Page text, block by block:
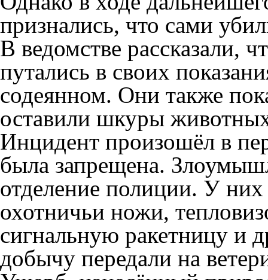
признались, что сами
В ведомстве рассказали,
путались в своих
содеянном. Они также
оставили шкуры
Инцидент произошёл в
была запрещена.
отделение полиции. У
охотничьи ножи,
сигнальную ракетницу и
добычу передали на